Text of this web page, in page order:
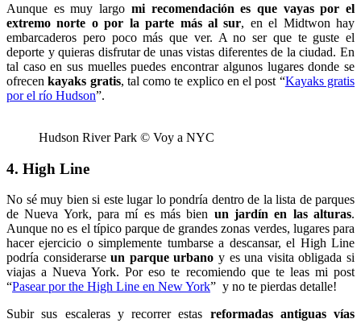
Aunque es muy largo mi recomendación es que vayas por el
extremo norte o por la parte más al sur, en el Midtwon hay
embarcaderos pero poco más que ver. A no ser que te guste el
deporte y quieras disfrutar de unas vistas diferentes de la ciudad. En
tal caso en sus muelles puedes encontrar algunos lugares donde se
ofrecenkayaks gratis, tal como te explico en el post “Kayaks gratis
por el río Hudson”.
Hudson River Park © Voy a NYC
4. High Line
No sé muy bien si este lugar lo pondría dentro de la lista de parques
de Nueva York, para mí es más bien un jardín en las alturas.
Aunque no es el típico parque de grandes zonas verdes, lugares para
hacer ejercicio o simplemente tumbarse a descansar, el High Line
podría considerarseun parque urbano y es una visita obligada si
viajas a Nueva York. Por eso te recomiendo que te leas mi post
“Pasear por the High Line en New York” y no te pierdas detalle!
Subir sus escaleras y recorrer estas reformadas antiguas vías